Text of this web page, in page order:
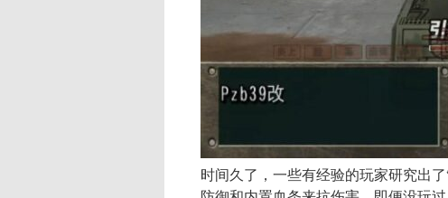
时间久了，一些有经验的玩家研究出